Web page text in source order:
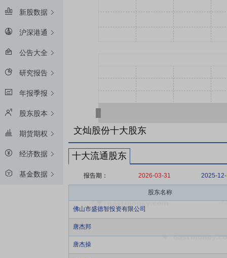
新股数据
沪深港通
公告大全
研究报告
年报季报
股东股本
期货期权
经济数据
基金数据
文灿股份十大股东
十大流通股东
报告期： 2026-03-31 2025-
股东名称
佛山市盛德智投资有限公司
唐杰邦
唐杰操